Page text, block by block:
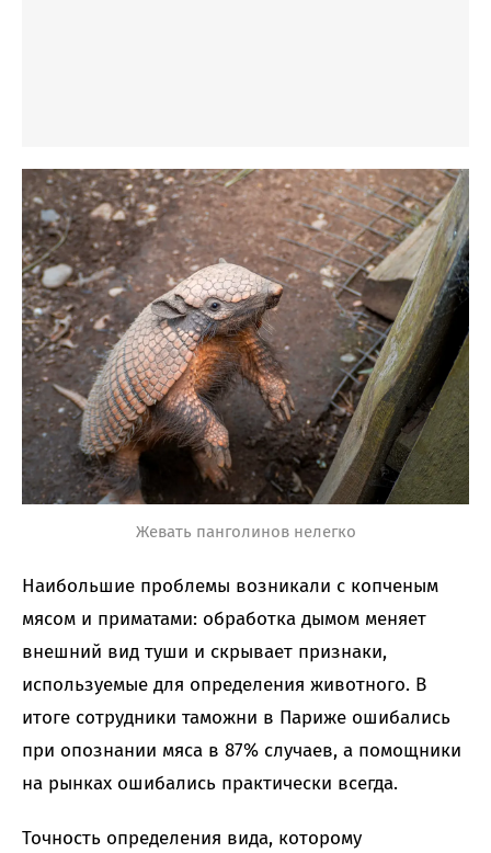
Жевать панголинов нелегко
Наибольшие проблемы возникали с копченым
мясом и приматами: обработка дымом меняет
внешний вид туши и скрывает признаки,
используемые для определения животного. В
итоге сотрудники таможни в Париже ошибались
при опознании мяса в 87% случаев, а помощники
на рынках ошибались практически всегда.
Точность определения вида, которому